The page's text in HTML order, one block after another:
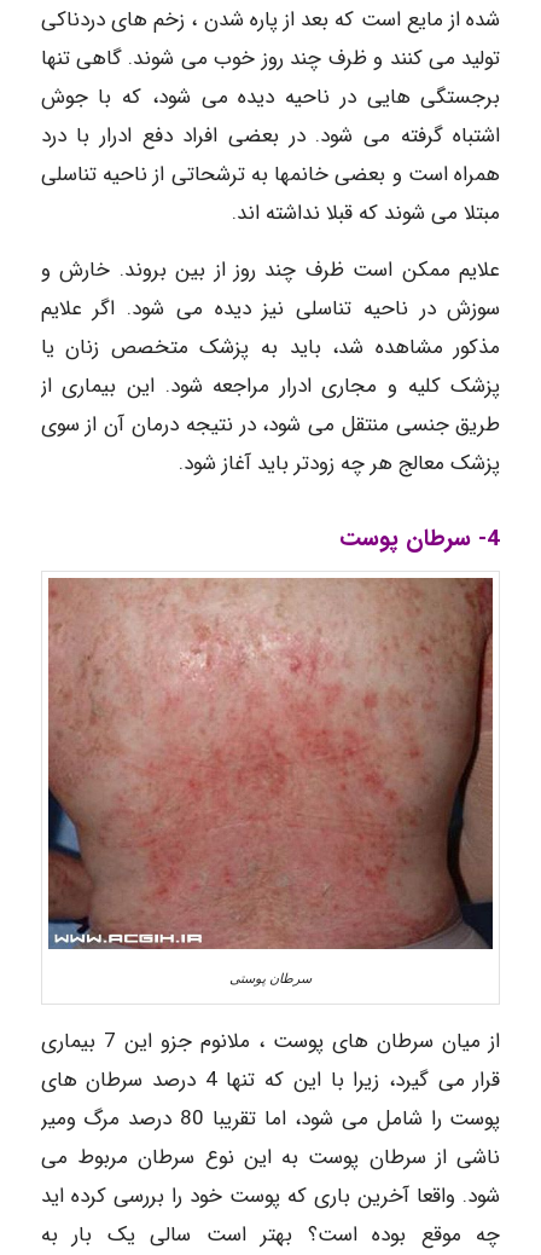
شده از مایع است که بعد از پاره شدن ، زخم های دردناکی
تولید می کنند و ظرف چند روز خوب می شوند. گاهی تنها
برجستگی هایی در ناحیه دیده می شود، که با جوش
اشتباه گرفته می شود. در بعضی افراد دفع ادرار با درد
همراه است و بعضی خانمها به ترشحاتی از ناحیه تناسلی
مبتلا می شوند که قبلا نداشته اند.
علایم ممکن است ظرف چند روز از بین بروند. خارش و
سوزش در ناحیه تناسلی نیز دیده می شود. اگر علایم
مذکور مشاهده شد، باید به پزشک متخصص زنان یا
پزشک کلیه و مجاری ادرار مراجعه شود. این بیماری از
طریق جنسی منتقل می شود، در نتیجه درمان آن از سوی
پزشک معالج هر چه زودتر باید آغاز شود.
4- سرطان پوست
سرطان پوستی
از میان سرطان های پوست ، ملانوم جزو این 7 بیماری
قرار می گیرد، زیرا با این که تنها 4 درصد سرطان های
پوست را شامل می شود، اما تقریبا 80 درصد مرگ ومیر
ناشی از سرطان پوست به این نوع سرطان مربوط می
شود. واقعا آخرین باری که پوست خود را بررسی کرده اید
چه موقع بوده است؟ بهتر است سالی یک بار به